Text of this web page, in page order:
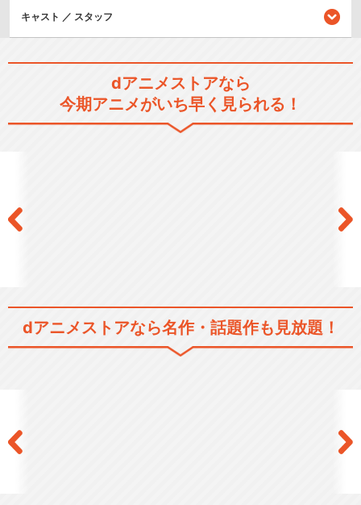
パパンがヤッターマン！？
パパンがパンダ! その4
キャスト ／ スタッフ
dアニメストアなら
今期アニメがいち早く見られる！
dアニメストアなら名作・話題作も見放題！